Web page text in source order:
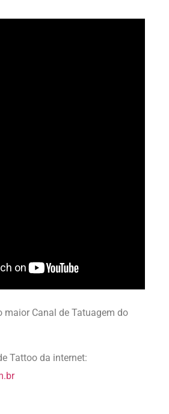
maior Canal de Tatuagem do
Tattoo da internet: